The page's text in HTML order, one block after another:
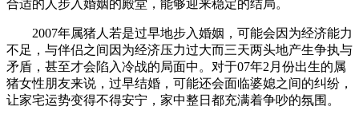
合适的人步入婚姻的殿堂，能够迎来稳定的结局。
2007年属猪人若是过早地步入婚姻，可能会因为经济能力
不足，与伴侣之间因为经济压力过大而三天两头地产生争执与
矛盾，甚至才会陷入冷战的局面中。对于07年2月份出生的属
猪女性朋友来说，过早结婚，可能还会面临婆媳之间的纠纷，
让家宅运势变得不得安宁，家中整日都充满着争吵的氛围。